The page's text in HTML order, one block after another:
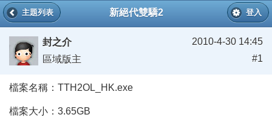
新絕代雙驕2
主題列表 登入
封之介
區域版主
2010-4-30 14:45
#1
檔案名稱：TTH2OL_HK.exe
檔案大小：3.65GB